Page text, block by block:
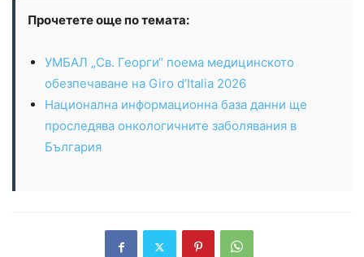
Прочетете още по темата:
УМБАЛ „Св. Георги“ поема медицинското
обезпечаване на Giro d’Italia 2026
Национална информационна база данни ще
проследява онкологичните заболявания в
България